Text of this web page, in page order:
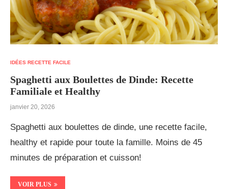
IDÉES RECETTE FACILE
Spaghetti aux Boulettes de Dinde: Recette
Familiale et Healthy
janvier 20, 2026
Spaghetti aux boulettes de dinde, une recette facile,
healthy et rapide pour toute la famille. Moins de 45
minutes de préparation et cuisson!
VOIR PLUS